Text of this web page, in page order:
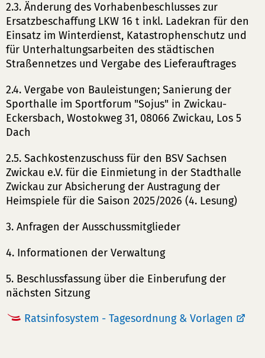
2.3. Änderung des Vorhabenbeschlusses zur
Ersatzbeschaffung LKW 16 t inkl. Ladekran für den
Einsatz im Winterdienst, Katastrophenschutz und
für Unterhaltungsarbeiten des städtischen
Straßennetzes und Vergabe des Lieferauftrages
2.4. Vergabe von Bauleistungen; Sanierung der
Sporthalle im Sportforum "Sojus" in Zwickau-
Eckersbach, Wostokweg 31, 08066 Zwickau, Los 5
Dach
2.5. Sachkostenzuschuss für den BSV Sachsen
Zwickau e.V. für die Einmietung in der Stadthalle
Zwickau zur Absicherung der Austragung der
Heimspiele für die Saison 2025/2026 (4. Lesung)
3. Anfragen der Ausschussmitglieder
4. Informationen der Verwaltung
5. Beschlussfassung über die Einberufung der
nächsten Sitzung
Ratsinfosystem - Tagesordnung & Vorlagen